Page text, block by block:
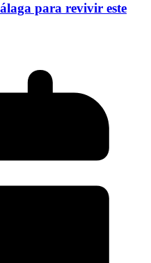
para revivir este